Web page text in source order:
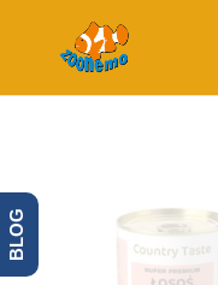
BLOG